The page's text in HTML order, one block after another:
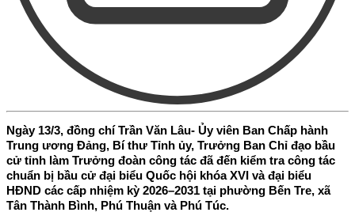
Ngày 13/3, đồng chí Trần Văn Lâu- Ủy viên Ban Chấp hành
Trung ương Đảng, Bí thư Tỉnh ủy, Trưởng Ban Chỉ đạo bầu
cử tỉnh làm Trưởng đoàn công tác đã đến kiểm tra công tác
chuẩn bị bầu cử đại biểu Quốc hội khóa XVI và đại biểu
HĐND các cấp nhiệm kỳ 2026–2031 tại phường Bến Tre, xã
Tân Thành Bình, Phú Thuận và Phú Túc.